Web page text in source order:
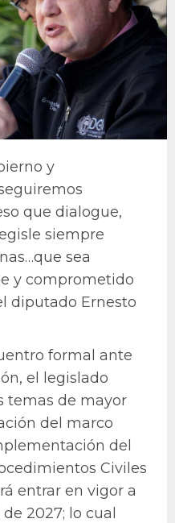
y
que dialogue,
siempre
sea
y comprometido
diputado Ernesto
formal ante
el legislado
temas de mayor
del marco
del
Civiles
entrar en vigor a
2027; lo cual